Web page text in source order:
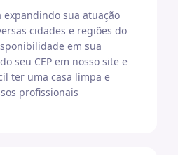
expandindo sua atuação
cidades e regiões do
em sua
seu CEP em nosso site e
ter uma casa limpa e
profissionais